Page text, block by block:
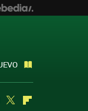
Youtube
Twitter